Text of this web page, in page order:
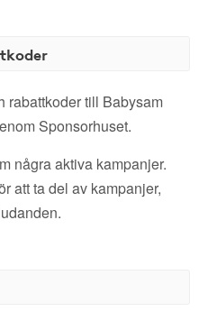
rabattkoder till Babysam
Sponsorhuset.
några aktiva kampanjer.
att ta del av kampanjer,